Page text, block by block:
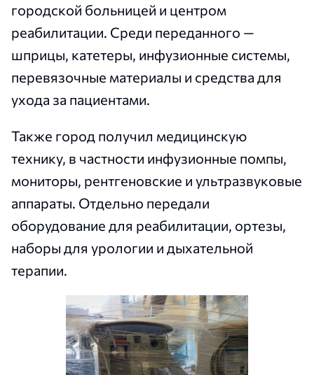
городской больницей и центром
реабилитации. Среди переданного —
шприцы, катетеры, инфузионные системы,
перевязочные материалы и средства для
ухода за пациентами.
Также город получил медицинскую
технику, в частности инфузионные помпы,
мониторы, рентгеновские и ультразвуковые
аппараты. Отдельно передали
оборудование для реабилитации, ортезы,
наборы для урологии и дыхательной
терапии.